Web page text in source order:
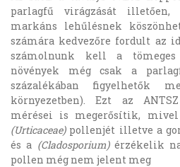
parlagfű virágzását illetően,
markáns lehűlésnek
számára kedvezőre fordult az
számolnunk kell a tömeges
növények még csak a
százalékában figyelhetők
környezetben). Ezt az
mérései is megerősítik, mivel
(Urticaceae)pollenjét illetve a
és a (Cladosporium)érzékelik
pollen még nem jelent meg